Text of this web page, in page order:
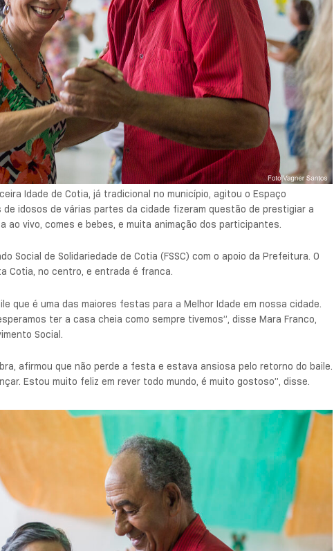
Idade de Cotia, já tradicional no município, agitou o Espaço
de idosos de várias partes da cidade fizeram questão de prestigiar a
ao vivo, comes e bebes, e muita animação dos participantes.
Social de Solidariedade de Cotia (FSSC) com o apoio da Prefeitura. O
Cotia, no centro, e entrada é franca.
que é uma das maiores festas para a Melhor Idade em nossa cidade.
ter a casa cheia como sempre tivemos”, disse Mara Franco,
Social.
afirmou que não perde a festa e estava ansiosa pelo retorno do baile.
Estou muito feliz em rever todo mundo, é muito gostoso”, disse.